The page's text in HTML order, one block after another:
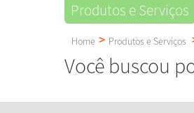
Produtos e Serviços
Home Produtos e Serviços
Você buscou